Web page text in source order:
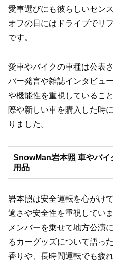
愛車選びにも彼らしいセン
オフの日にはドライブでリ
です。
愛車やバイクの車種は公表
バー発言や雑誌インタビュ
や機能性を重視しているこ
際や新しい車を購入した時
りました。
SnowMan岩本照 車やバ
用品
岩本照は安全運転を心がけ
適さや安全性を重視してい
メンバーを乗せて地方公演
るカーグッズについて語っ
香りや、長時間運転でも疲